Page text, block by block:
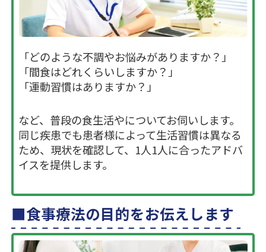
「どのような不調やお悩みがありますか？」
「間食はどれくらいしますか？」
「運動習慣はありますか？」
など、普段の食生活やについてお伺いします。
同じ疾患でも患者様によって生活習慣は異なる
ため、現状を確認して、1人1人に合ったアドバ
イスを提供します。
食事療法の目的をお伝えします